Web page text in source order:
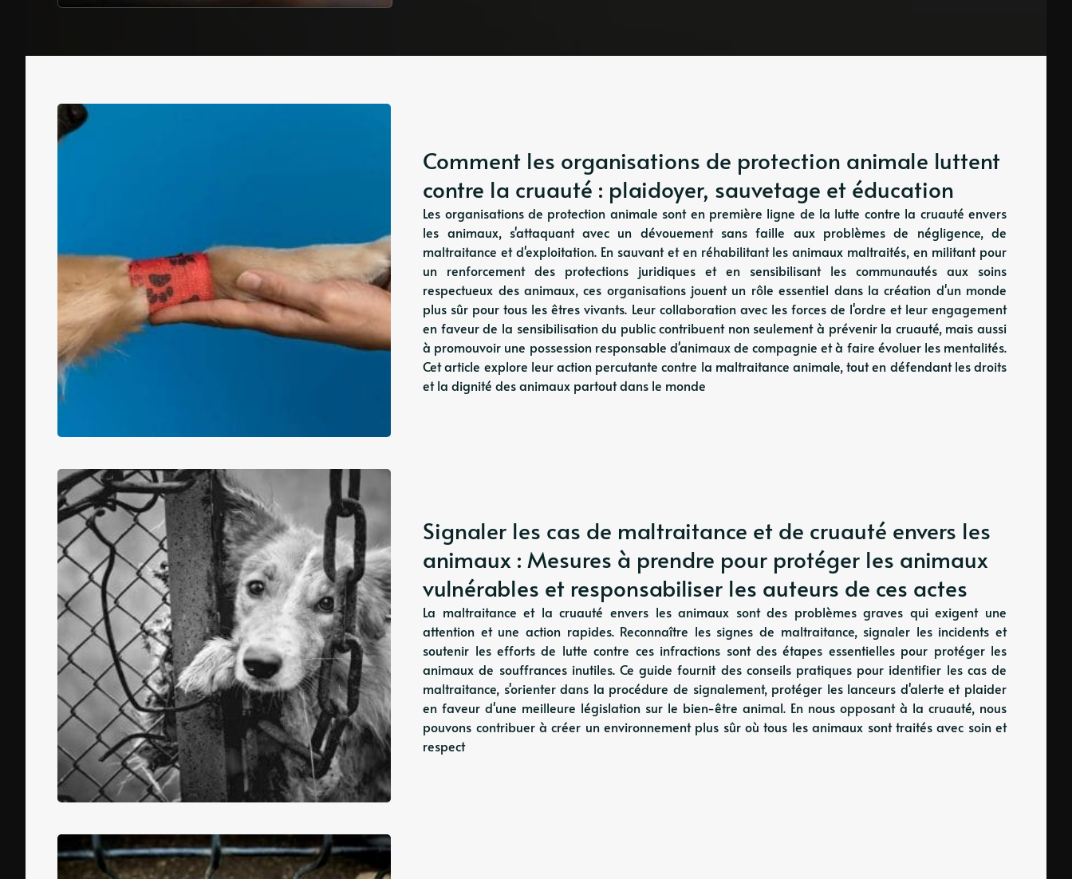
Comment les organisations de protection animale luttent
contre la cruauté : plaidoyer, sauvetage et éducation
Les organisations de protection animale sont en première ligne de la lutte contre la cruauté envers
les animaux, s'attaquant avec un dévouement sans faille aux problèmes de négligence, de
maltraitance et d'exploitation. En sauvant et en réhabilitant les animaux maltraités, en militant pour
un renforcement des protections juridiques et en sensibilisant les communautés aux soins
respectueux des animaux, ces organisations jouent un rôle essentiel dans la création d'un monde
plus sûr pour tous les êtres vivants. Leur collaboration avec les forces de l'ordre et leur engagement
en faveur de la sensibilisation du public contribuent non seulement à prévenir la cruauté, mais aussi
à promouvoir une possession responsable d'animaux de compagnie et à faire évoluer les mentalités.
Cet article explore leur action percutante contre la maltraitance animale, tout en défendant les droits
et la dignité des animaux partout dans le monde
Signaler les cas de maltraitance et de cruauté envers les
animaux : Mesures à prendre pour protéger les animaux
vulnérables et responsabiliser les auteurs de ces actes
La maltraitance et la cruauté envers les animaux sont des problèmes graves qui exigent une
attention et une action rapides. Reconnaître les signes de maltraitance, signaler les incidents et
soutenir les efforts de lutte contre ces infractions sont des étapes essentielles pour protéger les
animaux de souffrances inutiles. Ce guide fournit des conseils pratiques pour identifier les cas de
maltraitance, s'orienter dans la procédure de signalement, protéger les lanceurs d'alerte et plaider
en faveur d'une meilleure législation sur le bien-être animal. En nous opposant à la cruauté, nous
pouvons contribuer à créer un environnement plus sûr où tous les animaux sont traités avec soin et
respect